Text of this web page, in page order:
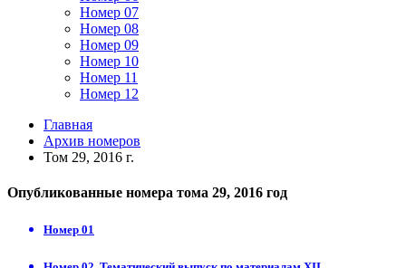
Номер 07
Номер 08
Номер 09
Номер 10
Номер 11
Номер 12
Главная
Архив номеров
Том 29, 2016 г.
Опубликованные номера тома 29, 2016 год
Номер 01